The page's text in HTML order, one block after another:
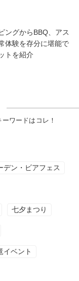
ングからBBQ、アス
体験を存分に堪能で
トを紹介
ワードはコレ！
デン・ビアフェス
七夕まつり
イベント